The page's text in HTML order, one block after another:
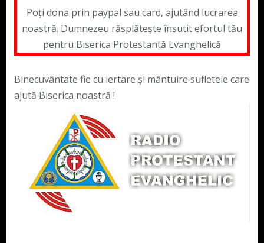
Poți dona prin paypal sau card, ajutând lucrarea
noastră. Dumnezeu răsplătește însutit efortul tău
pentru Biserica Protestantă Evanghelică
Binecuvântate fie cu iertare și mântuire sufletele care
ajută Biserica noastră !